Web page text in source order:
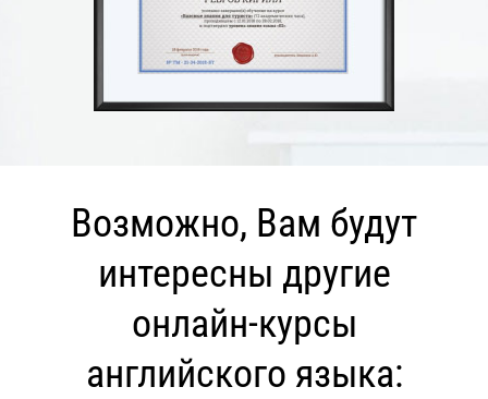
Возможно, Вам будут
интересны другие
онлайн-курсы
английского языка: